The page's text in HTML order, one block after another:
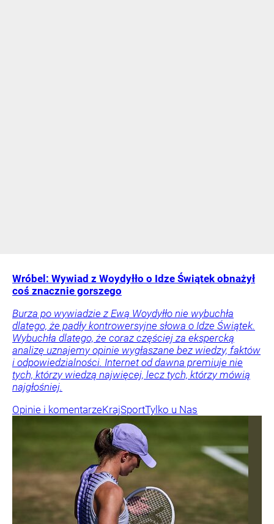
Wróbel: Wywiad z Woydyłło o Idze Świątek obnażył
coś znacznie gorszego
Burza po wywiadzie z Ewą Woydyłło nie wybuchła
dlatego, że padły kontrowersyjne słowa o Idze Świątek.
Wybuchła dlatego, że coraz częściej za ekspercką
analizę uznajemy opinie wygłaszane bez wiedzy, faktów
i odpowiedzialności. Internet od dawna premiuje nie
tych, którzy wiedzą najwięcej, lecz tych, którzy mówią
najgłośniej.
Opinie i komentarzeKrajSportTylko u Nas